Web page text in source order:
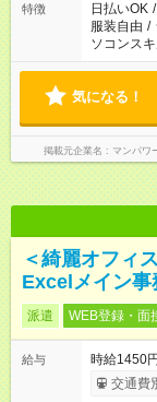
特徴 日払いOK /
服装自由 /
ソコンス
気になる！
掲載元企業名 マンパワ
＜綺麗オフィ
Excelメイン事
派遣 WEB登録・面
給与
時給1450円
交通費